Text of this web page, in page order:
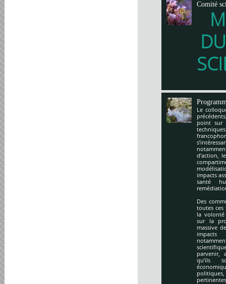
Comité
Le
point sur
d’action,
impacts
santé
Des
toutes ces
la
sur la
massive
parvenir,
qu’ils